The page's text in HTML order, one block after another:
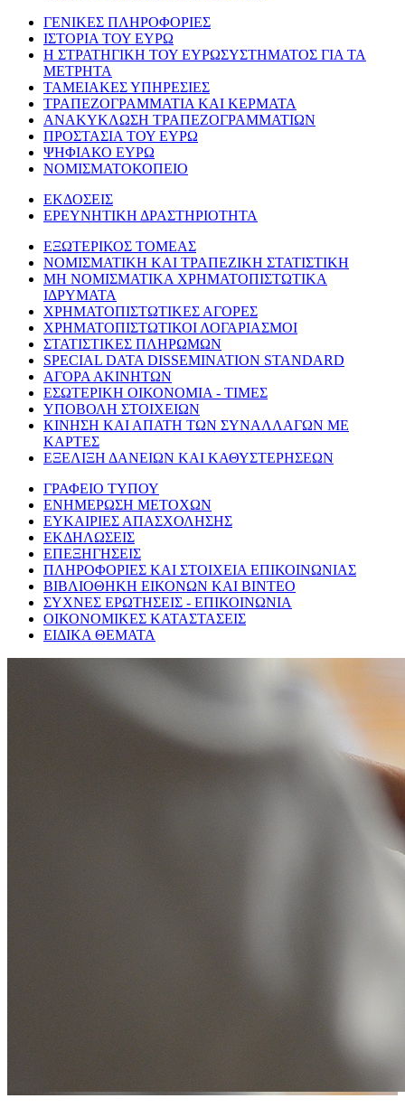
ΓΕΝΙΚΕΣ ΠΛΗΡΟΦΟΡΙΕΣ
ΙΣΤΟΡΙΑ ΤΟΥ ΕΥΡΩ
Η ΣΤΡΑΤΗΓΙΚΗ ΤΟΥ ΕΥΡΩΣΥΣΤΗΜΑΤΟΣ ΓΙΑ ΤΑ
ΜΕΤΡΗΤΑ
ΤΑΜΕΙΑΚΕΣ ΥΠΗΡΕΣΙΕΣ
ΤΡΑΠΕΖΟΓΡΑΜΜΑΤΙΑ ΚΑΙ ΚΕΡΜΑΤΑ
ΑΝΑΚΥΚΛΩΣΗ ΤΡΑΠΕΖΟΓΡΑΜΜΑΤΙΩΝ
ΠΡΟΣΤΑΣΙΑ ΤΟΥ ΕΥΡΩ
ΨΗΦΙΑΚΟ ΕΥΡΩ
ΝΟΜΙΣΜΑΤΟΚΟΠΕΙΟ
ΕΚΔΟΣΕΙΣ
ΕΡΕΥΝΗΤΙΚΗ ΔΡΑΣΤΗΡΙΟΤΗΤΑ
ΕΞΩΤΕΡΙΚΟΣ ΤΟΜΕΑΣ
ΝΟΜΙΣΜΑΤΙΚΗ ΚΑΙ ΤΡΑΠΕΖΙΚΗ ΣΤΑΤΙΣΤΙΚΗ
ΜΗ ΝΟΜΙΣΜΑΤΙΚΑ ΧΡΗΜΑΤΟΠΙΣΤΩΤΙΚΑ
ΙΔΡΥΜΑΤΑ
ΧΡΗΜΑΤΟΠΙΣΤΩΤΙΚΕΣ ΑΓΟΡΕΣ
ΧΡΗΜΑΤΟΠΙΣΤΩΤΙΚΟΙ ΛΟΓΑΡΙΑΣΜΟΙ
ΣΤΑΤΙΣΤΙΚΕΣ ΠΛΗΡΩΜΩΝ
SPECIAL DATA DISSEMINATION STANDARD
ΑΓΟΡΑ ΑΚΙΝΗΤΩΝ
ΕΣΩΤΕΡΙΚΗ ΟΙΚΟΝΟΜΙΑ - ΤΙΜΕΣ
ΥΠΟΒΟΛΗ ΣΤΟΙΧΕΙΩΝ
ΚΙΝΗΣΗ ΚΑΙ ΑΠΑΤΗ ΤΩΝ ΣΥΝΑΛΛΑΓΩΝ ΜΕ
ΚΑΡΤΕΣ
ΕΞΕΛΙΞΗ ΔΑΝΕΙΩΝ ΚΑΙ ΚΑΘΥΣΤΕΡΗΣΕΩΝ
ΓΡΑΦΕΙΟ ΤΥΠΟΥ
ΕΝΗΜΕΡΩΣΗ ΜΕΤΟΧΩΝ
ΕΥΚΑΙΡΙΕΣ ΑΠΑΣΧΟΛΗΣΗΣ
ΕΚΔΗΛΩΣΕΙΣ
ΕΠΕΞΗΓΗΣΕΙΣ
ΠΛΗΡΟΦΟΡΙΕΣ ΚΑΙ ΣΤΟΙΧΕΙΑ ΕΠΙΚΟΙΝΩΝΙΑΣ
ΒΙΒΛΙΟΘΗΚΗ ΕΙΚΟΝΩΝ ΚΑΙ ΒΙΝΤΕΟ
ΣΥΧΝΕΣ ΕΡΩΤΗΣΕΙΣ - ΕΠΙΚΟΙΝΩΝΙΑ
ΟΙΚΟΝΟΜΙΚΕΣ ΚΑΤΑΣΤΑΣΕΙΣ
ΕΙΔΙΚΑ ΘΕΜΑΤΑ